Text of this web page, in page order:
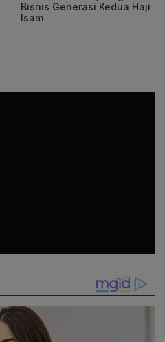
Bisnis Generasi Kedua Haji
Isam